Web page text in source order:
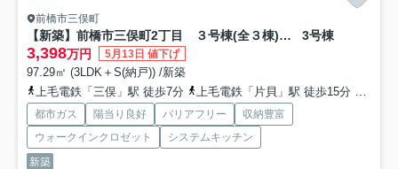
前橋市三俣町
【新築】前橋市三俣町2丁目 ３号棟(全３棟) MOCXGARDEN 新築建売分譲 3号棟
3,398万円 5月13日 値下げ
97.29㎡ (3LDK＋S(納戸)) /新築
上毛電鉄「三俣」駅 徒歩7分
上毛電鉄「片貝」駅 徒歩15分
都市ガス 陽当り良好 バリアフリー
収納豊富
ウォークインクロゼット
システムキッチン
新築